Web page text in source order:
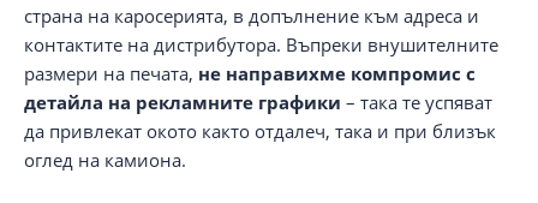
страна на каросерията, в допълнение към адреса и
контактите на дистрибутора. Въпреки внушителните
размери на печата, не направихме компромис с
детайла на рекламните графики – така те успяват
да привлекат окото както отдалеч, така и при близък
оглед на камиона.